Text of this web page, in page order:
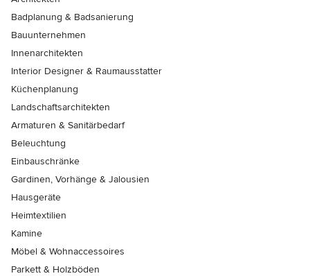
Badplanung & Badsanierung
Bauunternehmen
Innenarchitekten
Interior Designer & Raumausstatter
Küchenplanung
Landschaftsarchitekten
Armaturen & Sanitärbedarf
Beleuchtung
Einbauschränke
Gardinen, Vorhänge & Jalousien
Hausgeräte
Heimtextilien
Kamine
Möbel & Wohnaccessoires
Parkett & Holzböden